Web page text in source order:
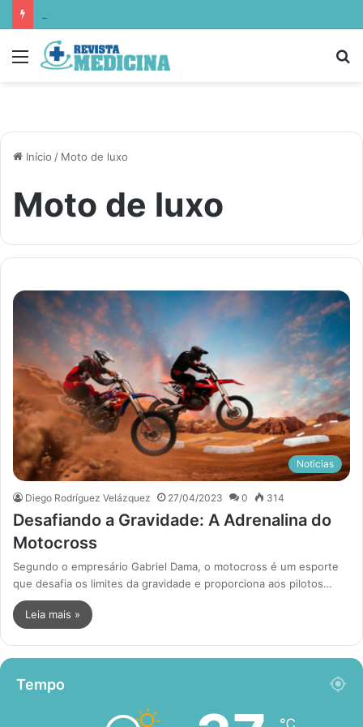
Menu
Início / Moto de luxo
Moto de luxo
Noticias
Diego Rodríguez Velázquez 27/04/2023 0 314
Desafiando a Gravidade: A Adrenalina do
Motocross
Segundo o empresário Gabriel Dama, o motocross é um esporte
que desafia os limites da gravidade e proporciona aos pilotos…
Leia mais »
Tempo